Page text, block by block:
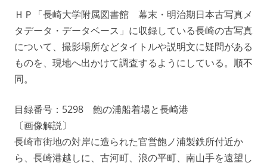
ＨＰ「長崎大学附属図書館 幕末・明治期日本古写真メ
タデータ・データベース」に収録している長崎の古写真
について、撮影場所などタイトルや説明文に疑問がある
ものを、現地へ出かけて調査するようにしている。順不
同。
目録番号：5298 飽の浦船着場と長崎港
〔画像解説〕
長崎市街地の対岸に造られた官営飽ノ浦製鉄所付近か
ら、長崎港越しに、古河町、浪の平町、南山手を遠望し